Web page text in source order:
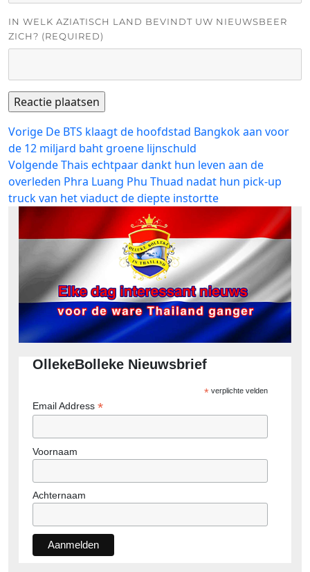
IN WELK AZIATISCH LAND BEVINDT UW NIEUWSBEER
ZICH? (REQUIRED)
Bericht
navigatie
Vorige Vorig
bericht:
De BTS klaagt de hoofdstad Bangkok aan voor
de 12 miljard baht groene lijnschuld
VolgendeVolgend
bericht:
Thais echtpaar dankt hun leven aan de
overleden Phra Luang Phu Thuad nadat hun pick-up
truck van het viaduct de diepte instortte
OllekeBolleke Nieuwsbrief
*verplichte velden
Email Address *
Voornaam
Achternaam